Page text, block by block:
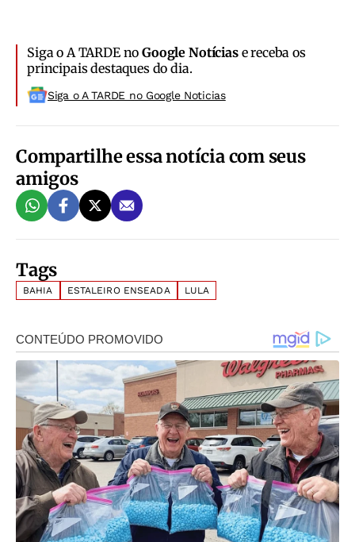
Siga o A TARDE noGoogle Notíciase receba os
principais destaques do dia.
Siga o A TARDE no Google Noticias
Compartilhe essa notícia com seus
amigos
Tags
BAHIA ESTALEIRO ENSEADA LULA